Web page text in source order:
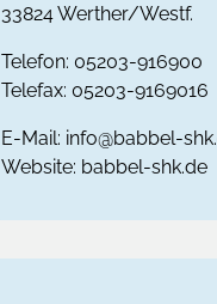
33824Werther/Westf.
Telefon:05203-916900
Telefax:05203-9169016
E-Mail: info@babbel-
Website: babbel-shk.de